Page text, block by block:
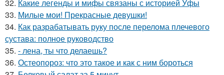
32. Какие легенды и мифы связаны с историей Уфы
33. Милые мои! Прекрасные девушки!
34. Как разрабатывать руку после перелома плечевого
сустава: полное руководство
35. - лена, ты что делаешь?
36. Остеопороз: что это такое и как с ним бороться